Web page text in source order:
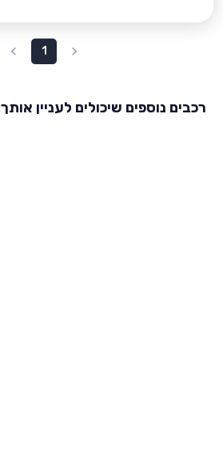
1
רכבים נוספים שיכולים לעניין אותך